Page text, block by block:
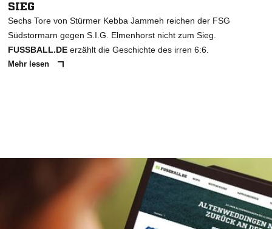
SIEG
Sechs Tore von Stürmer Kebba Jammeh reichen der FSG
Südstormarn gegen S.I.G. Elmenhorst nicht zum Sieg.
FUSSBALL.DE erzählt die Geschichte des irren 6:6.
Mehr lesen